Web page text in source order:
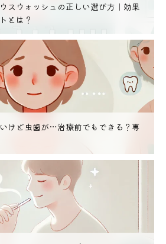
スウォッシュの正しい選び方｜効果
とは？
けど虫歯が…治療前でもできる？専